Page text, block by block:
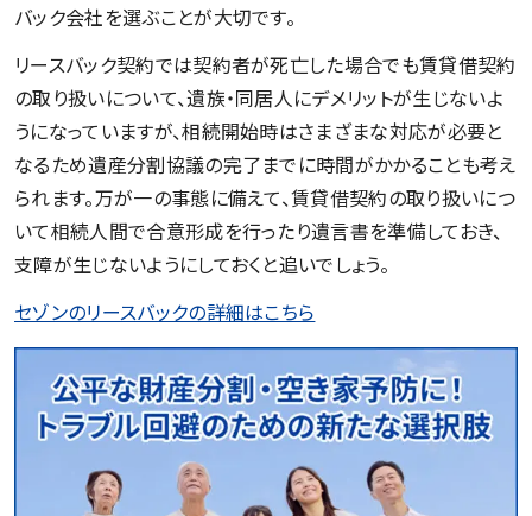
バック会社を選ぶことが大切です。
リースバック契約では契約者が死亡した場合でも賃貸借契約
の取り扱いについて、遺族・同居人にデメリットが生じないよ
うになっていますが、相続開始時はさまざまな対応が必要と
なるため遺産分割協議の完了までに時間がかかることも考え
られます。万が一の事態に備えて、賃貸借契約の取り扱いにつ
いて相続人間で合意形成を行ったり遺言書を準備しておき、
支障が生じないようにしておくと追いでしょう。
セゾンのリースバックの詳細はこちら